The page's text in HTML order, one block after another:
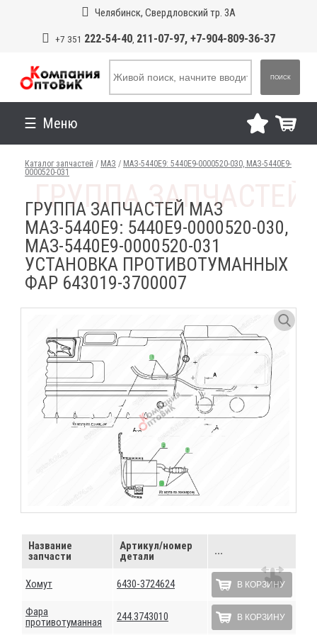
Челябинск, Свердловский тр. 3А
+7 351 222-54-40, 211-07-97, +7-904-809-36-37
ПОИСК
Меню
Каталог запчастей / МАЗ / МАЗ-5440E9: 5440E9-0000520-030, МАЗ-5440E9-
0000520-031
ГРУППА ЗАПЧАСТЕЙ МАЗ
МАЗ-5440E9: 5440E9-0000520-030,
МАЗ-5440E9-0000520-031
УСТАНОВКА ПРОТИВОТУМАННЫХ
ФАР 643019-3700007
Название
запчасти
Артикул/номер
детали
...
Хомут 6430-3724624 В КОРЗИНУ
Фара
противотуманная
244.3743010 В КОРЗИНУ